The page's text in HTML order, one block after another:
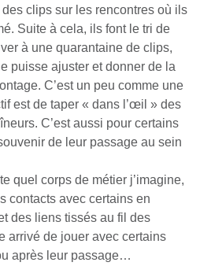
clips sur les rencontres où ils
Suite à cela, ils font le tri de
à une quarantaine de clips,
puisse ajuster et donner de la
C’est un peu comme une
est de taper « dans l’œil » des
C’est aussi pour certains
de leur passage au sein
quel corps de métier j’imagine,
contacts avec certains en
des liens tissés au fil des
arrivé de jouer avec certains
après leur passage…